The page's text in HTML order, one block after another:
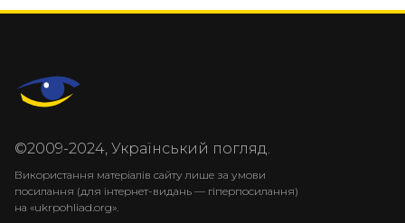
©2009-2024, Український погляд.
Використання матеріалів сайту лише за умови
посилання (для інтернет-видань — гіперпосилання)
на «ukrpohliad.org».